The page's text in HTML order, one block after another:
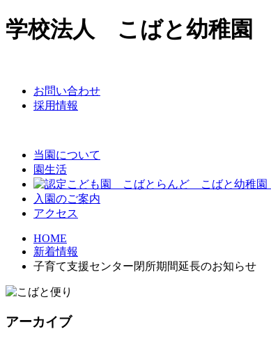
学校法人 こばと幼稚園
お問い合わせ
採用情報
当園について
園生活
入園のご案内
アクセス
HOME
新着情報
子育て支援センター閉所期間延長のお知らせ
アーカイブ